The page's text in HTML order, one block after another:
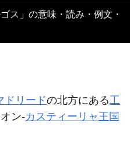
ス」の意味・読み・例文・
ドリードの北方にある工
ン‐カスティーリャ王国